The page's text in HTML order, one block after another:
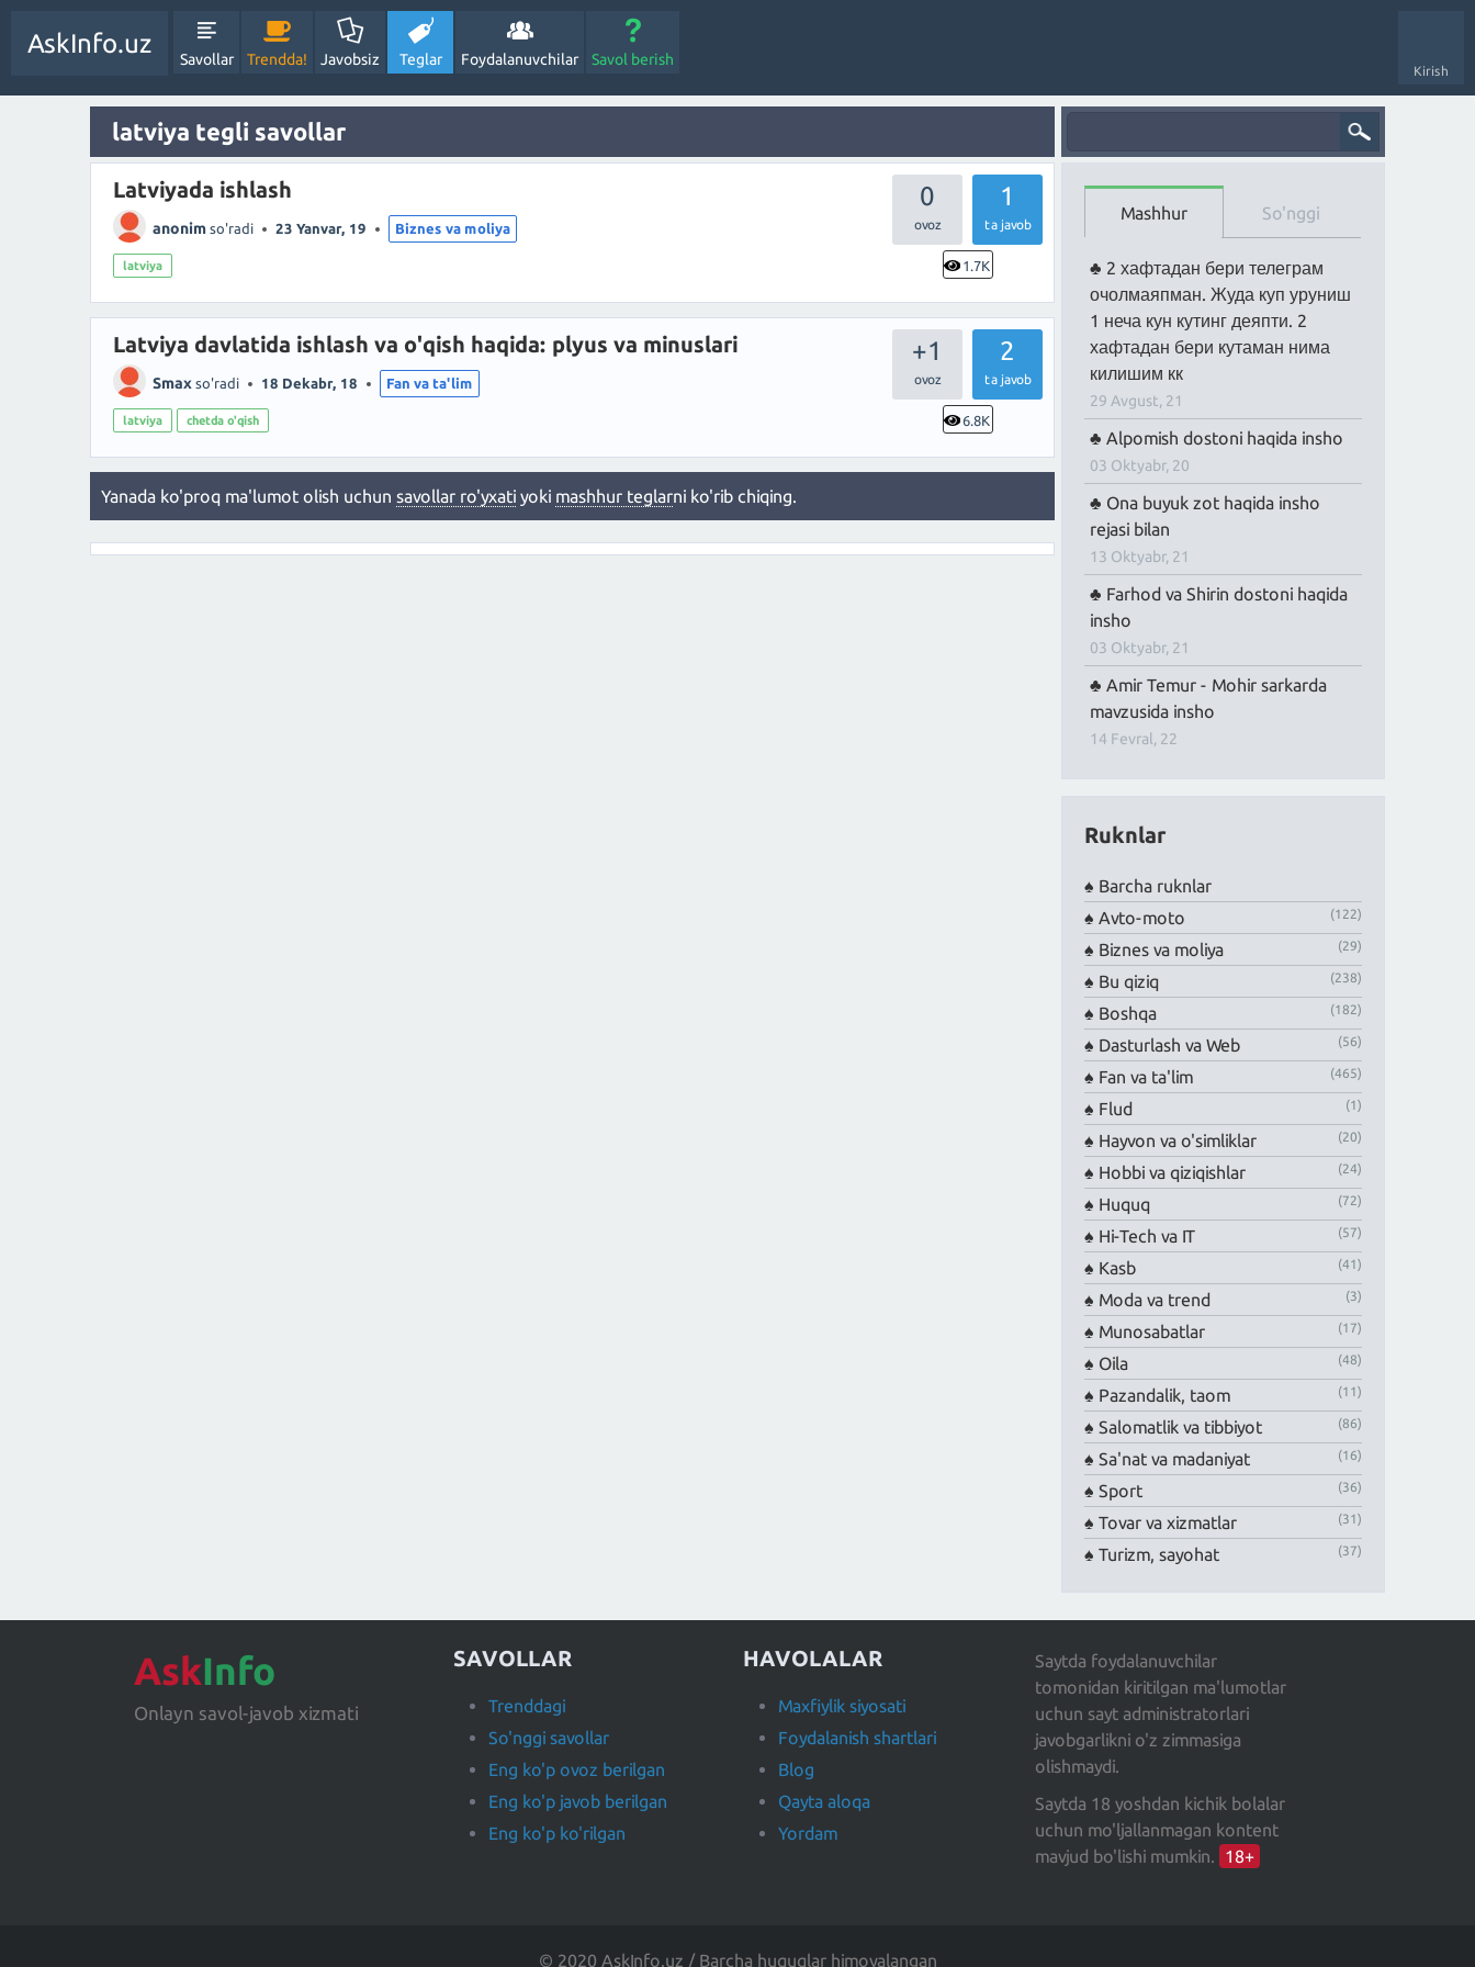
Kirish
AskInfo.uz
Savollar Trendda! Javobsiz Teglar Foydalanuvchilar Savol berish
latviya tegli savollar
0 1
ta javob
1.7K
Latviyada ishlash
anonim so'radi 23 Yanvar, 19 Biznes va moliya
latviya
+1 2
ta javob
6.8K
Latviya davlatida ishlash va o'qish haqida: plyus va minuslari
Smax so'radi 18 Dekabr, 18 Fan va ta'lim
latviya chetda o'qish
Yanada ko'proq ma'lumot olish uchun savollar ro'yxati yoki mashhur teglarni ko'rib chiqing.
Mashhur So'nggi
2 хафтадан бери телеграм
очолмаяпман. Жуда куп уруниш
1 неча кун кутинг деяпти. 2
хафтадан бери кутаман нима
килишим кк
29 Avgust, 21
Alpomish dostoni haqida insho
03 Oktyabr, 20
Ona buyuk zot haqida insho
rejasi bilan
13 Oktyabr, 21
Farhod va Shirin dostoni haqida
insho
03 Oktyabr, 21
Amir Temur - Mohir sarkarda
mavzusida insho
14 Fevral, 22
Ruknlar
Barcha ruknlar
Avto-moto
(122)
Biznes va moliya (29)
Bu qiziq (238)
Boshqa (182)
Dasturlash va Web (56)
Fan va ta'lim (465)
Flud (1)
Hayvon va o'simliklar (20)
Hobbi va qiziqishlar (24)
Huquq (72)
Hi-Tech va IT (57)
Kasb (41)
Moda va trend (3)
Munosabatlar (17)
Oila (48)
Pazandalik, taom (11)
Salomatlik va tibbiyot (86)
Sa'nat va madaniyat (16)
Sport (36)
Tovar va xizmatlar (31)
Turizm, sayohat (37)
AskInfo
Onlayn savol-javob xizmati
SAVOLLAR
Trenddagi
So'nggi savollar
Eng ko'p ovoz berilgan
Eng ko'p javob berilgan
Eng ko'p ko'rilgan
HAVOLALAR
Maxfiylik siyosati
Foydalanish shartlari
Blog
Qayta aloqa
Yordam
Saytda foydalanuvchilar
tomonidan kiritilgan ma'lumotlar
uchun sayt administratorlari
javobgarlikni o'z zimmasiga
olishmaydi.
Saytda 18 yoshdan kichik bolalar
uchun mo'ljallanmagan kontent
mavjud bo'lishi mumkin.
18+
© 2020 AskInfo.uz / Barcha huquqlar himoyalangan